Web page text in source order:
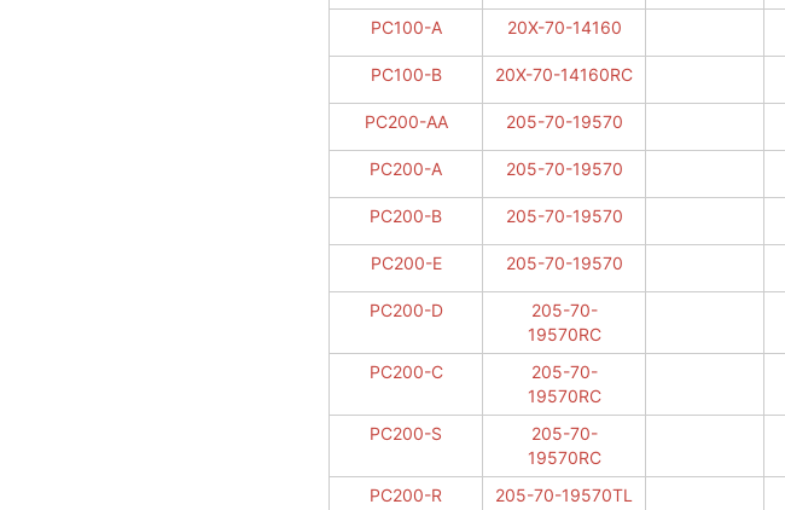
PC100-A 20X-70-14160
PC100-B 20X-70-14160RC
PC200-AA 205-70-19570
PC200-A 205-70-19570
PC200-B 205-70-19570
PC200-E 205-70-19570
PC200-D
205-70-
19570RC
PC200-C
205-70-
19570RC
PC200-S
205-70-
19570RC
PC200-R 205-70-19570TL